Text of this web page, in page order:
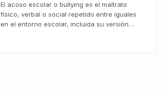
El acoso escolar o bullying es el maltrato
físico, verbal o social repetido entre iguales
en el entorno escolar, incluida su versión…